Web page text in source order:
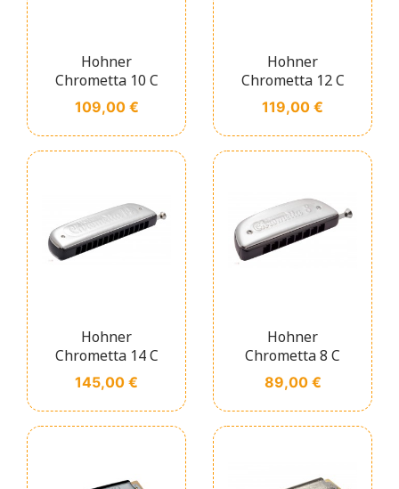
Hohner
Chrometta 10 C
Prix
109,00 €
Hohner
Chrometta 12 C
Prix
119,00 €
Hohner
Chrometta 14 C
Prix
145,00 €
Hohner
Chrometta 8 C
Prix
89,00 €